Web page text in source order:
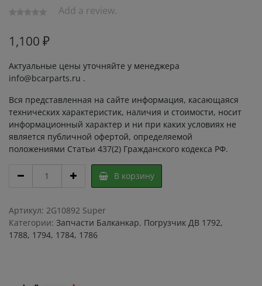
Add a review.
1,100 ₽
Актуальные цены уточняйте у менеджера
info@bcarparts.ru .
Вся представленная на сайте информация, касающаяся
технических характеристик, наличия и стоимости, носит
информационный характер и ни при каких условиях не
является публичной офертой, определяемой
положениями Статьи 437(2) Гражданского кодекса РФ.
тормозной
сборе
1790.33.20
08.02.00
В корзину
Артикул: 2G10892 Super
Категории: Запчасти Балканкар, Погрузчик ДВ 1792,
1788, 1794, 1784, 1786